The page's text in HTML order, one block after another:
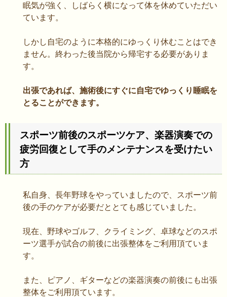
眠気が強く、しばらく横になって体を休めていただい
ています。
しかし自宅のように本格的にゆっくり休むことはでき
ません。終わった後当院から帰宅する必要がありま
す。
出張であれば、施術後にすぐに自宅でゆっくり睡眠を
とることができます。
スポーツ前後のスポーツケア、楽器演奏での
疲労回復として手のメンテナンスを受けたい
方
私自身、長年野球をやっていましたので、スポーツ前
後の手のケアが必要だととても感じていました。
現在、野球やゴルフ、クライミング、卓球などのスポ
ーツ選手が試合の前後に出張整体をご利用頂ていま
す。
また、ピアノ、ギターなどの楽器演奏の前後にも出張
整体をご利用頂ています。